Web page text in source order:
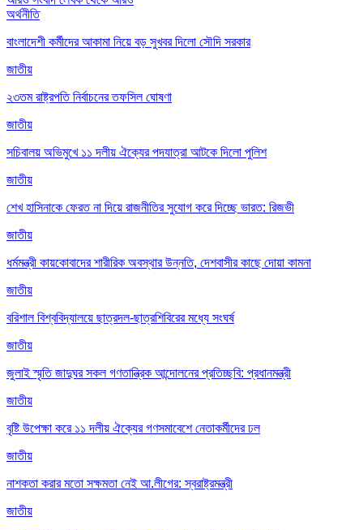
অর্থনীতি
বাংলাদেশী কর্মীদের আকামা নিয়ে বড় সুখবর দিলো সৌদি সরকার
জাতীয়
২৩তম রাষ্ট্রপতি নির্বাচনের তফসিল ঘোষণা
জাতীয়
সচিবালয় অভিমুখে ১১ দলীয় ঐক্যের পদযাত্রা আটকে দিলো পুলিশ
জাতীয়
শেখ হাসিনাকে ফেরত না দিয়ে রাজনীতির সুযোগ করে দিচ্ছে ভারত: রিজভী
জাতীয়
ধর্মমন্ত্রী কায়কোবাদের শারীরিক অবস্থার উন্নতি, দেশবাসীর কাছে দোয়া কামনা
জাতীয়
বরিশাল বিশ্ববিদ্যালয়ে ছাত্রদল-ছাত্রশিবিরের মধ্যে সংঘর্ষ
জাতীয়
জুলাই স্মৃতি জাদুঘর সকল গণতান্ত্রিক আন্দোলনের প্রতিচ্ছবি: প্রধানমন্ত্রী
জাতীয়
বৃষ্টি উপেক্ষা করে ১১ দলীয় ঐক্যের গণসমাবেশে নেতাকর্মীদের ঢল
জাতীয়
নাশকতা করার মতো সক্ষমতা নেই আ.লীগের: স্বরাষ্ট্রমন্ত্রী
জাতীয়